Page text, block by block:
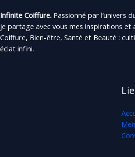
Infinite Coiffure. Passionné par l’univers
je partage avec vous mes inspirations et
Coiffure, Bien-être, Santé et Beauté :
éclat infini.